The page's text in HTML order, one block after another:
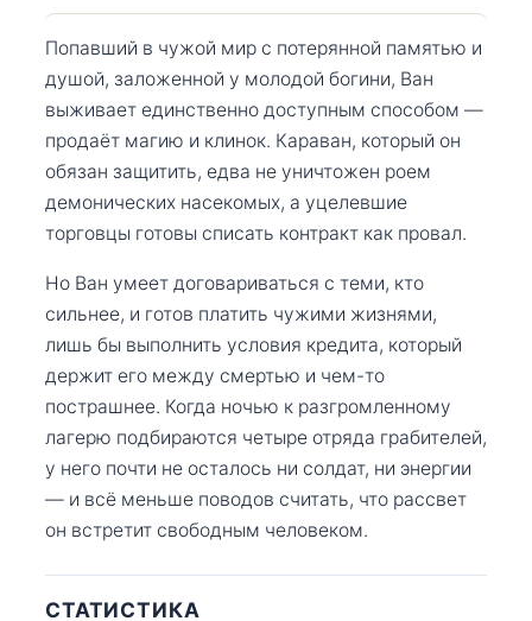
Попавший в чужой мир с потерянной памятью и
душой, заложенной у молодой богини, Ван
выживает единственно доступным способом —
продаёт магию и клинок. Караван, который он
обязан защитить, едва не уничтожен роем
демонических насекомых, а уцелевшие
торговцы готовы списать контракт как провал.
Но Ван умеет договариваться с теми, кто
сильнее, и готов платить чужими жизнями,
лишь бы выполнить условия кредита, который
держит его между смертью и чем-то
пострашнее. Когда ночью к разгромленному
лагерю подбираются четыре отряда грабителей,
у него почти не осталось ни солдат, ни энергии
— и всё меньше поводов считать, что рассвет
он встретит свободным человеком.
СТАТИСТИКА